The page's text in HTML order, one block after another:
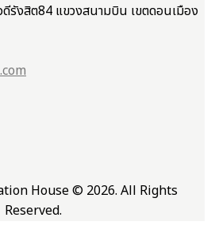
รังสิต84 แขวงสนามบิน เขตดอนเมือง
House © 2026. All Rights
Reserved.